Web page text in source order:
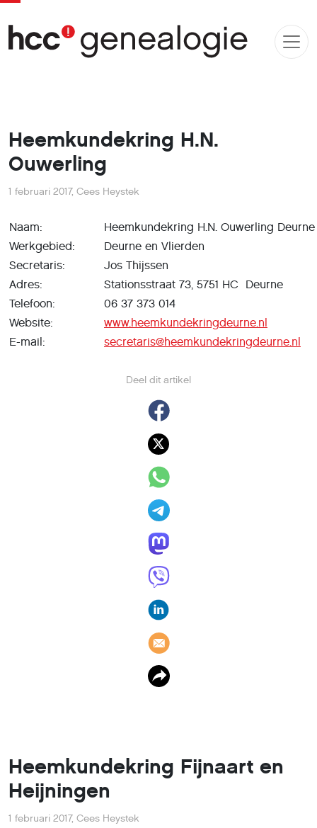
Heemkundekring H.N.
Ouwerling
Deel dit artikel
1 februari 2017, Cees Heystek
Naam:
Heemkundekring H.N. Ouwerling Deurne
Werkgebied:
Deurne en Vlierden
Secretaris:
Jos Thijssen
Adres:
Stationsstraat 73, 5751 HC Deurne
Telefoon:
06 37 373 014
Website:
www.heemkundekringdeurne.nl
E-mail:
secretaris@heemkundekringdeurne.nl
Heemkundekring Fijnaart en
Heijningen
1 februari 2017, Cees Heystek